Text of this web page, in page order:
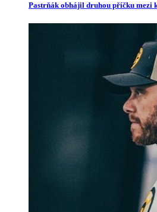
Pastrňák obhájil druhou příčku mezi